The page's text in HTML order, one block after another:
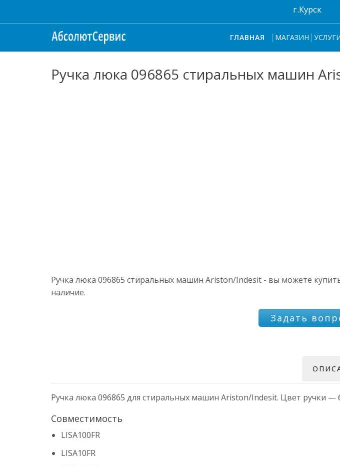
г.Курск
ГЛАВНАЯ МАГАЗИН
Ручка люка 096865 стиральных машин
Ручка люка 096865 стиральных машин Ariston/Indesit - вы можете
наличие.
Задать
Ручка люка 096865 для стиральных машин Ariston/Indesit. Цвет ручки —
Совместимость
LISA100FR
LISA10FR